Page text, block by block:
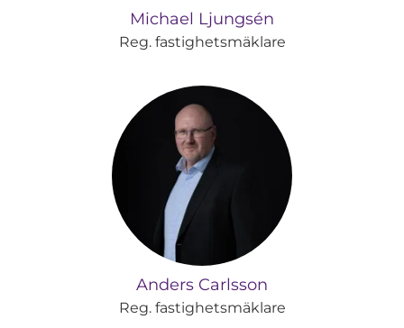
Michael Ljungsén
Reg. fastighetsmäklare
Anders Carlsson
Reg. fastighetsmäklare